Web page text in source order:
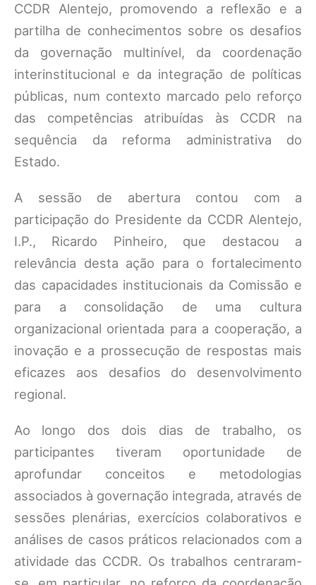
CCDR Alentejo, promovendo a reflexão e a
partilha de conhecimentos sobre os desafios
da governação multinível, da coordenação
interinstitucional e da integração de políticas
públicas, num contexto marcado pelo reforço
das competências atribuídas às CCDR na
sequência da reforma administrativa do
Estado.
A sessão de abertura contou com a
participação do Presidente da CCDR Alentejo,
I.P., Ricardo Pinheiro, que destacou a
relevância desta ação para o fortalecimento
das capacidades institucionais da Comissão e
para a consolidação de uma cultura
organizacional orientada para a cooperação, a
inovação e a prossecução de respostas mais
eficazes aos desafios do desenvolvimento
regional.
Ao longo dos dois dias de trabalho, os
participantes tiveram oportunidade de
aprofundar conceitos e metodologias
associados à governação integrada, através de
sessões plenárias, exercícios colaborativos e
análises de casos práticos relacionados com a
atividade das CCDR. Os trabalhos centraram-